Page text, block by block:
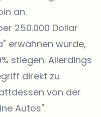
an.
250.000 Dollar
erwähnen würde,
stiegen. Allerdings
direkt zu
von der
Autos".